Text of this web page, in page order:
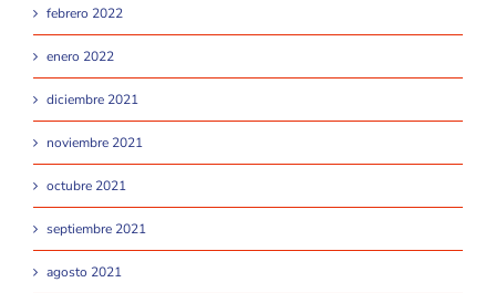
febrero 2022
enero 2022
diciembre 2021
noviembre 2021
octubre 2021
septiembre 2021
agosto 2021